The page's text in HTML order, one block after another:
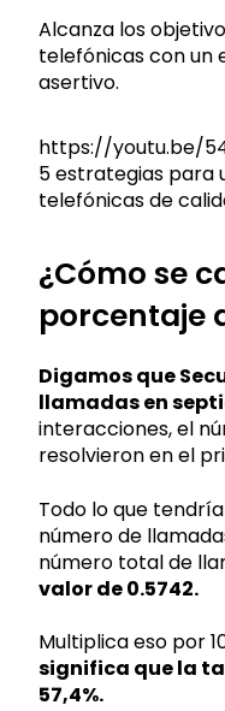
Alcanza los
telefónicas con un
asertivo.
https://youtu.be/
5 estrategias para
telefónicas de
¿Cómo se
porcentaje
Digamos que
llamadas en
interacciones, el
resolvieron en el
Todo lo que
número de
número total de
valor de 0.5742.
Multiplica eso por
significa que la
57,4%.